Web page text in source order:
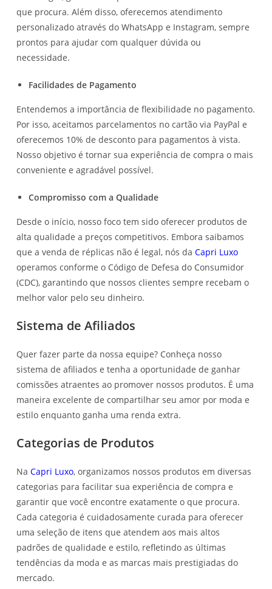
que procura. Além disso, oferecemos atendimento
personalizado através do WhatsApp e Instagram, sempre
prontos para ajudar com qualquer dúvida ou
necessidade.
Facilidades de Pagamento
Entendemos a importância de flexibilidade no pagamento.
Por isso, aceitamos parcelamentos no cartão via PayPal e
oferecemos 10% de desconto para pagamentos à vista.
Nosso objetivo é tornar sua experiência de compra o mais
conveniente e agradável possível.
Compromisso com a Qualidade
Desde o início, nosso foco tem sido oferecer produtos de
alta qualidade a preços competitivos. Embora saibamos
que a venda de réplicas não é legal, nós daCapri Luxo
operamos conforme o Código de Defesa do Consumidor
(CDC), garantindo que nossos clientes sempre recebam o
melhor valor pelo seu dinheiro.
Sistema de Afiliados
Quer fazer parte da nossa equipe? Conheça nosso
sistema de afiliados e tenha a oportunidade de ganhar
comissões atraentes ao promover nossos produtos. É uma
maneira excelente de compartilhar seu amor por moda e
estilo enquanto ganha uma renda extra.
Categorias de Produtos
NaCapri Luxo, organizamos nossos produtos em diversas
categorias para facilitar sua experiência de compra e
garantir que você encontre exatamente o que procura.
Cada categoria é cuidadosamente curada para oferecer
uma seleção de itens que atendem aos mais altos
padrões de qualidade e estilo, refletindo as últimas
tendências da moda e as marcas mais prestigiadas do
mercado.